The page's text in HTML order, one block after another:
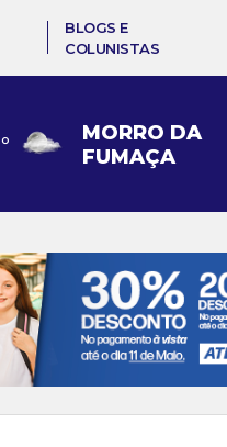
BLOGS E
COLUNISTAS
º
MORRO DA
FUMAÇA